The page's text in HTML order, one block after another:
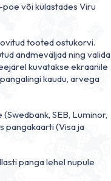
või külastades Viru
tooted ostukorvi.
andmeväljad ning valida
kuvatakse ekraanile
kaudu, arvega
SEB, Luminor,
pangakaarti (Visa ja
panga lehel nupule